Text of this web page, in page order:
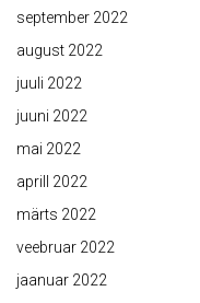
september 2022
august 2022
juuli 2022
juuni 2022
mai 2022
aprill 2022
märts 2022
veebruar 2022
jaanuar 2022